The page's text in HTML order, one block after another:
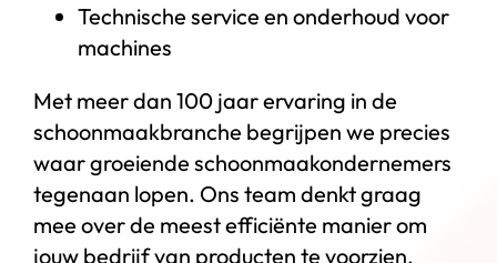
Technische service en onderhoud voor
machines
Met meer dan 100 jaar ervaring in de
schoonmaakbranche begrijpen we precies
waar groeiende schoonmaakondernemers
tegenaan lopen. Ons team denkt graag
mee over de meest efficiënte manier om
jouw bedrijf van producten te voorzien,